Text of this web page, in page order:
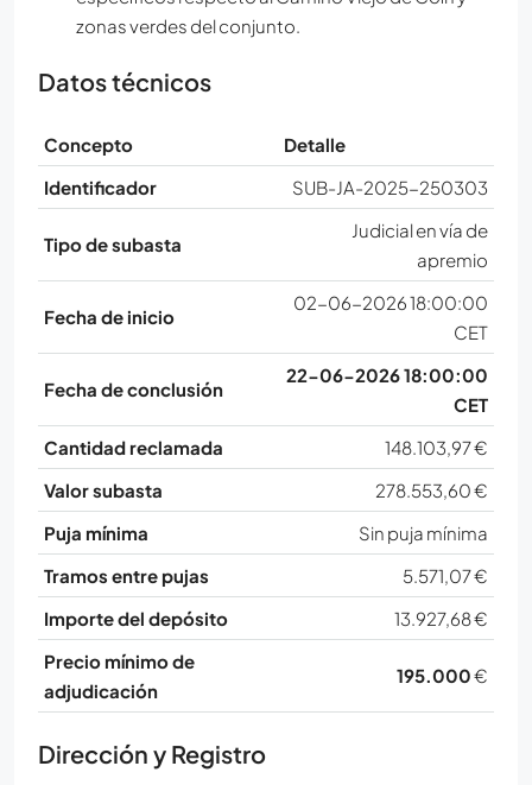
zonas verdes del conjunto.
Datos técnicos
Concepto
Detalle
Identificador
SUB-JA-2025-250303
Tipo de subasta
Judicial en vía de
apremio
Fecha de inicio
02-06-2026 18:00:00
CET
Fecha de conclusión
22-06-2026 18:00:00
CET
Cantidad reclamada
148.103,97 €
Valor subasta
278.553,60 €
Puja mínima
Sin puja mínima
Tramos entre pujas
5.571,07 €
Importe del depósito
13.927,68 €
Precio mínimo de
adjudicación
195.000€
Dirección y Registro